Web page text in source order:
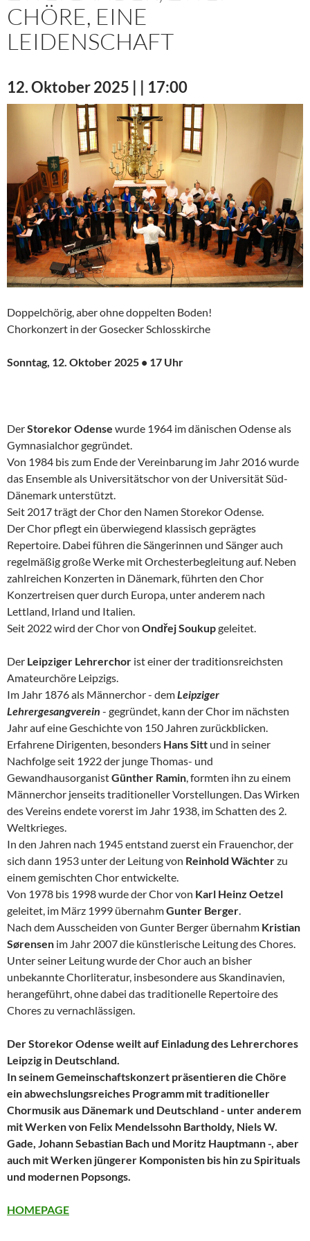
CHÖRE, EINE
LEIDENSCHAFT
12. Oktober 2025 | | 17:00
Doppelchörig, aber ohne doppelten Boden!
Chorkonzert in der Gosecker Schlosskirche
Sonntag, 12. Oktober 2025 • 17 Uhr
DerStorekor Odense wurde 1964 im dänischen Odense als
Gymnasialchor gegründet.
Von 1984 bis zum Ende der Vereinbarung im Jahr 2016 wurde
das Ensemble als Universitätschor von der Universität Süd-
Dänemark unterstützt.
Seit 2017 trägt der Chor den Namen Storekor Odense.
Der Chor pflegt ein überwiegend klassisch geprägtes
Repertoire. Dabei führen die Sängerinnen und Sänger auch
regelmäßig große Werke mit Orchesterbegleitung auf. Neben
zahlreichen Konzerten in Dänemark, führten den Chor
Konzertreisen quer durch Europa, unter anderem nach
Lettland, Irland und Italien.
Seit 2022 wird der Chor von Ondřej Soukupgeleitet.
Der Leipziger Lehrerchor ist einer der traditionsreichsten
Amateurchöre Leipzigs.
Im Jahr 1876 als Männerchor - demLeipziger
Lehrergesangverein - gegründet, kann der Chor im nächsten
Jahr auf eine Geschichte von 150 Jahren zurückblicken.
Erfahrene Dirigenten, besonders Hans Sitt und in seiner
Nachfolge seit 1922 der junge Thomas- und
GewandhausorganistGünther Ramin , formten ihn zu einem
Männerchor jenseits traditioneller Vorstellungen. Das Wirken
des Vereins endete vorerst im Jahr 1938, im Schatten des 2.
Weltkrieges.
In den Jahren nach 1945 entstand zuerst ein Frauenchor, der
sich dann 1953 unter der Leitung von Reinhold Wächterzu
einem gemischten Chor entwickelte.
Von 1978 bis 1998 wurde der Chor von Karl Heinz Oetzel
geleitet, im März 1999 übernahmGunter Berger
Nach dem Ausscheiden von Gunter Berger übernahm Kristian
Sørensen im Jahr 2007 die künstlerische Leitung des Chores.
Unter seiner Leitung wurde der Chor auch an bisher
unbekannte Chorliteratur, insbesondere aus Skandinavien,
herangeführt, ohne dabei das traditionelle Repertoire des
Chores zu vernachlässigen.
Der Storekor Odense weilt auf Einladung des Lehrerchores
Leipzig in Deutschland.
In seinem Gemeinschaftskonzert präsentieren die Chöre
ein abwechslungsreiches Programm mit traditioneller
Chormusik aus Dänemark und Deutschland - unter anderem
mit Werken von Felix Mendelssohn Bartholdy, Niels W.
Gade, Johann Sebastian Bach und Moritz Hauptmann -, aber
auch mit Werken jüngerer Komponisten bis hin zu Spirituals
und modernen Popsongs.
HOMEPAGE